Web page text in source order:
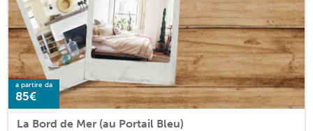
a partire da
85€
La Bord de Mer (au Portail Bleu)